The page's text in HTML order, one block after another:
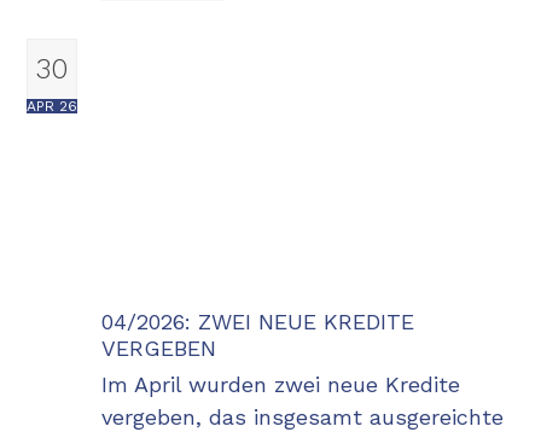
30
APR 26
04/2026: ZWEI NEUE KREDITE
VERGEBEN
Im April wurden zwei neue Kredite
vergeben, das insgesamt ausgereichte